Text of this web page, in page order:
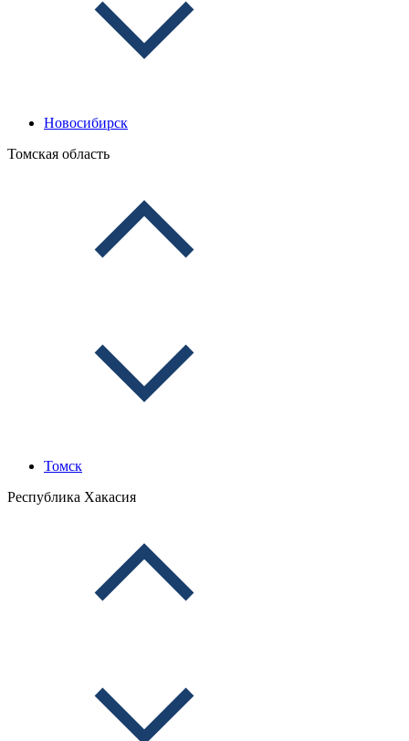
Новосибирск
Томская область
Томск
Республика Хакасия